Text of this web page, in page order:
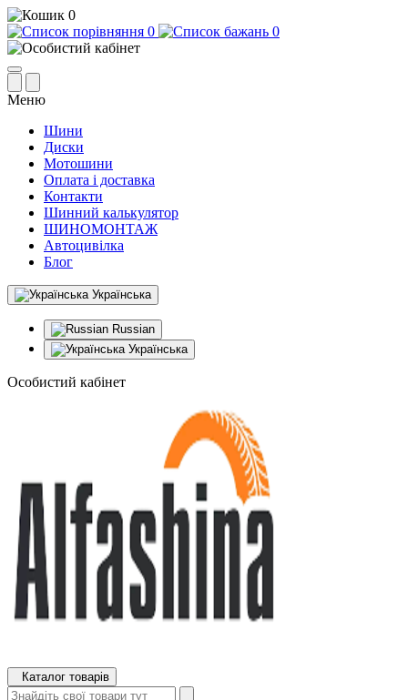
0
0
0
Меню
Шини
Диски
Мотошини
Оплата і доставка
Контакти
Шинний калькулятор
ШИНОМОНТАЖ
Автоцивілка
Блог
Українська
Russian
Українська
Особистий кабінет
Каталог товарів